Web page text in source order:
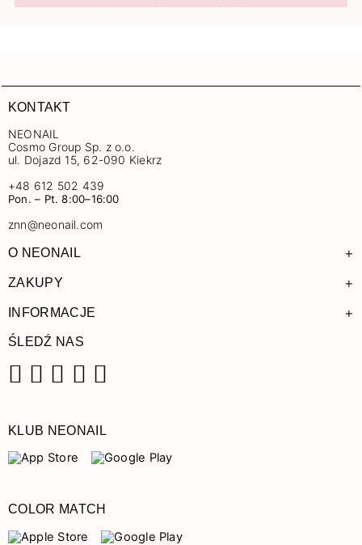
KONTAKT
NEONAIL
Cosmo Group Sp. z o.o.
ul. Dojazd 15, 62-090 Kiekrz
+48 612 502 439
Pon. – Pt. 8:00–16:00
znn@neonail.com
O NEONAIL +
ZAKUPY +
INFORMACJE +
ŚLEDŹ NAS
KLUB NEONAIL
COLOR MATCH